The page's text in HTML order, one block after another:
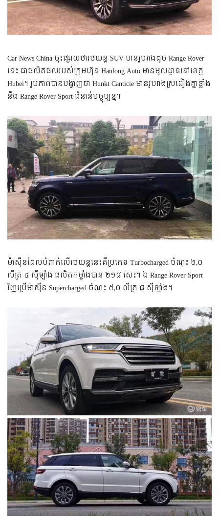
Car News China ចុះ​ផ្សាយ​ថា​រថយន្ត​ SUV មាន​រូបរាង​ដូច Range Rover
នេះ ជា​ផលិតផល​របស់​ក្រុមហ៊ុន Hanlong Auto មាន​មូលដ្ឋាន​នៅ​ខេត្ត​
Hubei។ រូបភាព​បាន​បង្ហាញ​ថា​ Hunkt Canticie មាន​រូបរាង​ស្រដៀង​គ្នា​ខ្លាំង​
នឹង Range Rover Sport ជំនាន់​បច្ចុប្បន្ន។
ម៉ាស៊ីន​ដែល​បំពាក់​លើ​រថយន្ត​នេះ​គឺ​ប្រភេទ Turbocharged ចំណុះ ២,០
លីត្រ ៤ ស៊ីឡាំង ផលិត​កម្លាំង​បាន​ ២១៨ សេះ។ ​ឯ​ Range Rover Sport
វិញ​ប្រើ​ម៉ាស៊ីន Supercharged ចំណុះ ៥,០ លីត្រ ៨ ស៊ីឡាំង។